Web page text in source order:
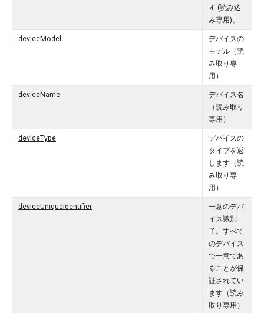
す (読み込
み専用)。
deviceModel
デバイスの
モデル（読
み取り専
用）
deviceName
デバイス名
（読み取り
専用）
deviceType
デバイスの
タイプを返
します（読
み取り専
用）
deviceUniqueIdentifier
一意のデバ
イス識別
子。すべて
のデバイス
で一意であ
ることが保
証されてい
ます（読み
取り専用）